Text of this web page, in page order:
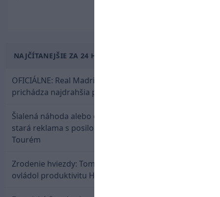
NAJČÍTANEJŠIE ZA 24 HODÍN
OFICIÁLNE: Real Madrid rozbil bank. Z Lipska
prichádza najdrahšia posila v klubovej histórii
Šialená náhoda alebo osud? Našla sa 11 rokov
stará reklama s posilou Slovana a trénerom
Tourém
Zrodenie hviezdy: Tomáš Selič zničil Švajčiarov a
ovládol produktivitu Hlinka Gretzky Cupu